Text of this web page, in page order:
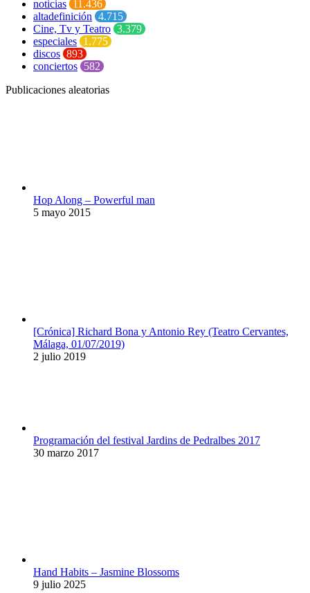
noticias 11.436
altadefinición 4.715
Cine, Tv y Teatro 3.379
especiales 1.775
discos 893
conciertos 582
Publicaciones aleatorias
Hop Along – Powerful man
5 mayo 2015
[Crónica] Richard Bona y Antonio Rey (Teatro Cervantes,
Málaga, 01/07/2019)
2 julio 2019
Programación del festival Jardins de Pedralbes 2017
30 marzo 2017
Hand Habits – Jasmine Blossoms
9 julio 2025